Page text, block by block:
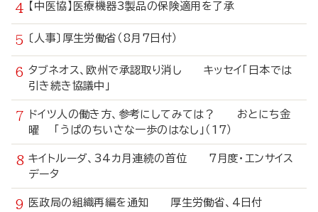
【中医協】医療機器3製品の保険適用を了承
〔人事〕厚生労働省（8月7日付）
タブネオス、欧州で承認取り消し キッセイ「日本では
引き続き協議中」
ドイツ人の働き方、参考にしてみては？ おとにち金
曜 「うぱのちいさな一歩のはなし」（17）
キイトルーダ、34カ月連続の首位 7月度・エンサイス
データ
医政局の組織再編を通知 厚生労働省、4日付